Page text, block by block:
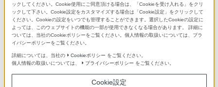
よく読みましょう。
製品に関する重要なお知らせ
安全で上手な使いかた
ックしてください。Cookie使用にご同意頂ける場合は、「Cookieを受け入れる」をクリ
ックして下さい。Cookie設定をカスタマイズする場合は「Cookie設定」をクリックして
ください。Cookieの設定をいつでも管理することができます。選択したCookieの設定に
よっては、このウェブサイトの機能の一部が使用できなくなる場合があります。 詳細に
ついては、当社のCookieポリシーをご覧ください。個人情報の取扱いについては、プラ
イバシーポリシーをご覧ください。
詳細については、当社の Cookieポリシー をご覧ください。
個人情報の取扱いについては、
プライバシーポリシー をご覧ください。
Cookie設定